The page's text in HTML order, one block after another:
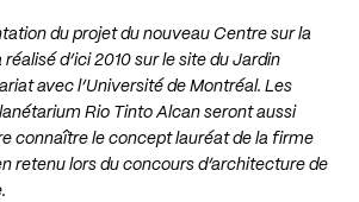
du projet du nouveau Centre sur la
d’ici 2010 sur le site du Jardin
avec l’Université de Montréal. Les
Rio Tinto Alcan seront aussi
connaître le concept lauréat de la firme
retenu lors du concours d’architecture de